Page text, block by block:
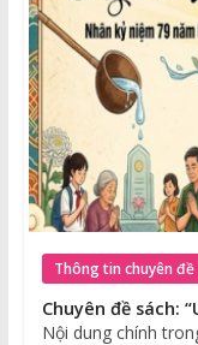
Thông tin chuyên đề
Chuyên đề sách:
Nội dung chính